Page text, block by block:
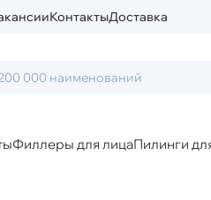
КонтактыДоставка
Филлеры для лицаПилинги